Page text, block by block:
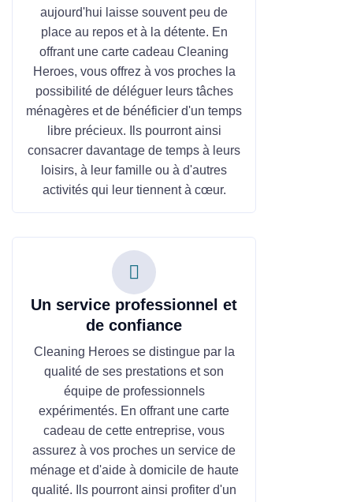
aujourd'hui laisse souvent peu de
place au repos et à la détente. En
offrant une carte cadeau Cleaning
Heroes, vous offrez à vos proches la
possibilité de déléguer leurs tâches
ménagères et de bénéficier d'un temps
libre précieux. Ils pourront ainsi
consacrer davantage de temps à leurs
loisirs, à leur famille ou à d'autres
activités qui leur tiennent à cœur.
Un service professionnel et
de confiance
Cleaning Heroes se distingue par la
qualité de ses prestations et son
équipe de professionnels
expérimentés. En offrant une carte
cadeau de cette entreprise, vous
assurez à vos proches un service de
ménage et d'aide à domicile de haute
qualité. Ils pourront ainsi profiter d'un